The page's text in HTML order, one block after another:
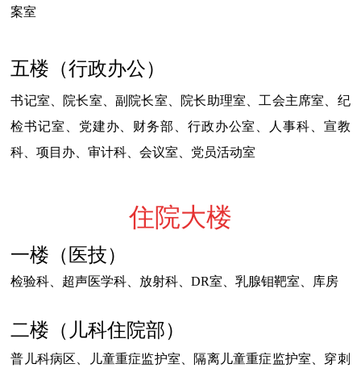
案室
五楼（行政办公）
书记室、院长室、副院长室、 院长助理室、工会主席室、 纪
检书记室、 党建办、财务部、 行政办公室、人事科、宣教
科、项目办、审计科、会议室、 党员活动室
住院大楼
一楼（医技）
检验科、超声医学科、放射科、DR室、乳腺钼靶室、库房
二楼（儿科住院部）
普儿科病区、儿童重症监护室、隔离儿童重症监护室、穿刺